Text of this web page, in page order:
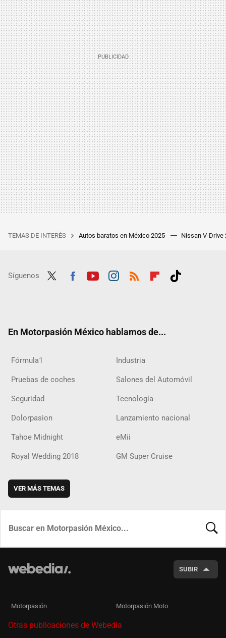
TEMAS DE INTERÉS Autos baratos en México 2025 Nissan V-Drive
Síguenos
En Motorpasión México hablamos de...
Fórmula1 Industria
Pruebas de coches Salones del Automóvil
Seguridad Tecnología
Dolorpasion Lanzamiento nacional
Tahoe Midnight eMii
Royal Wedding 2018 GM Super Cruise
VER MÁS TEMAS
SUBIR
Motorpasión Motorpasión Moto
Otras publicaciones de Webedia